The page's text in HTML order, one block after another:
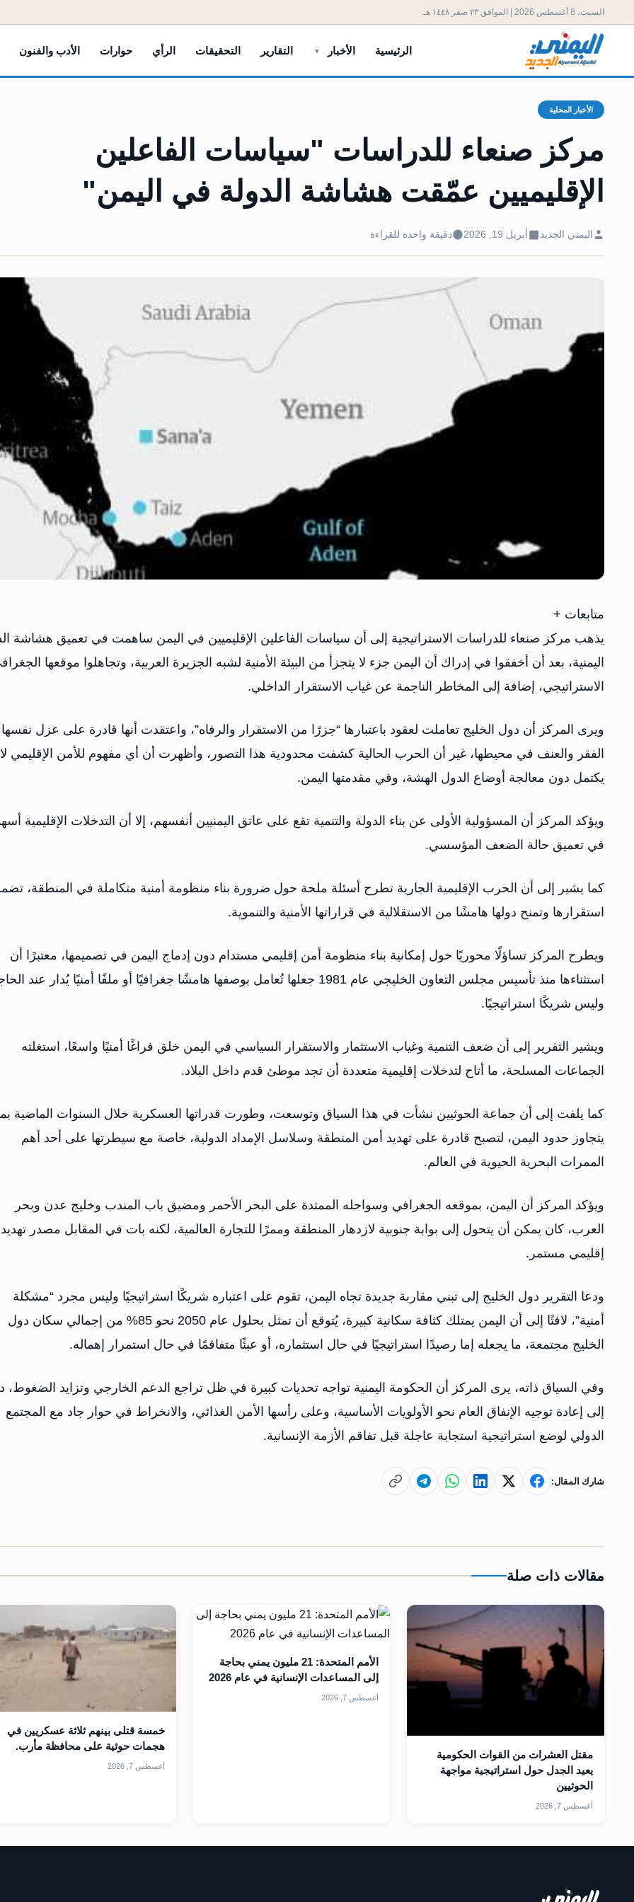
السبت، 8 أغسطس 2026 | الموافق ٢٣ صفر ١٤٤٨ هـ
الرئيسية الأخبار التقارير التحقيقات الرأي حوارات الأدب والفنون
الأخبار المحلية
مركز صنعاء للدراسات "سياسات الفاعلين
الإقليميين عمّقت هشاشة الدولة في اليمن"
اليمني الجديد أبريل 19, 2026 دقيقة واحدة للقراءة
متابعات +
يذهب مركز صنعاء للدراسات الاستراتيجية إلى أن سياسات الفاعلين الإقليميين في اليمن ساهمت في تعميق هشاشة
اليمنية، بعد أن أخفقوا في إدراك أن اليمن جزء لا يتجزأ من البيئة الأمنية لشبه الجزيرة العربية، وتجاهلوا موقعها
الاستراتيجي، إضافة إلى المخاطر الناجمة عن غياب الاستقرار الداخلي.
ويرى المركز أن دول الخليج تعاملت لعقود باعتبارها “جزرًا من الاستقرار والرفاه”، واعتقدت أنها قادرة على عزل
الفقر والعنف في محيطها، غير أن الحرب الحالية كشفت محدودية هذا التصور، وأظهرت أن أي مفهوم للأمن الإقليمي لا
يكتمل دون معالجة أوضاع الدول الهشة، وفي مقدمتها اليمن.
ويؤكد المركز أن المسؤولية الأولى عن بناء الدولة والتنمية تقع على عاتق اليمنيين أنفسهم، إلا أن التدخلات الإقليمية
في تعميق حالة الضعف المؤسسي.
كما يشير إلى أن الحرب الإقليمية الجارية تطرح أسئلة ملحة حول ضرورة بناء منظومة أمنية متكاملة في المنطقة،
استقرارها وتمنح دولها هامشًا من الاستقلالية في قراراتها الأمنية والتنموية.
ويطرح المركز تساؤلًا محوريًا حول إمكانية بناء منظومة أمن إقليمي مستدام دون إدماج اليمن في تصميمها، معتبرًا أن
استثناءها منذ تأسيس مجلس التعاون الخليجي عام 1981 جعلها تُعامل بوصفها هامشًا جغرافيًا أو ملفًا أمنيًا يُدار عند
وليس شريكًا استراتيجيًا.
ويشير التقرير إلى أن ضعف التنمية وغياب الاستثمار والاستقرار السياسي في اليمن خلق فراغًا أمنيًا واسعًا، استغلته
الجماعات المسلحة، ما أتاح لتدخلات إقليمية متعددة أن تجد موطئ قدم داخل البلاد.
كما يلفت إلى أن جماعة الحوثيين نشأت في هذا السياق وتوسعت، وطورت قدراتها العسكرية خلال السنوات الماضية
يتجاوز حدود اليمن، لتصبح قادرة على تهديد أمن المنطقة وسلاسل الإمداد الدولية، خاصة مع سيطرتها على أحد أهم
الممرات البحرية الحيوية في العالم.
ويؤكد المركز أن اليمن، بموقعه الجغرافي وسواحله الممتدة على البحر الأحمر ومضيق باب المندب وخليج عدن وبحر
العرب، كان يمكن أن يتحول إلى بوابة جنوبية لازدهار المنطقة وممرًا للتجارة العالمية، لكنه بات في المقابل مصدر تهديد
إقليمي مستمر.
ودعا التقرير دول الخليج إلى تبني مقاربة جديدة تجاه اليمن، تقوم على اعتباره شريكًا استراتيجيًا وليس مجرد “مشكلة
أمنية”، لافتًا إلى أن اليمن يمتلك كثافة سكانية كبيرة، يُتوقع أن تمثل بحلول عام 2050 نحو 85% من إجمالي سكان دول
الخليج مجتمعة، ما يجعله إما رصيدًا استراتيجيًا في حال استثماره، أو عبئًا متفاقمًا في حال استمرار إهماله.
وفي السياق ذاته، يرى المركز أن الحكومة اليمنية تواجه تحديات كبيرة في ظل تراجع الدعم الخارجي وتزايد الضغوط،
إلى إعادة توجيه الإنفاق العام نحو الأولويات الأساسية، وعلى رأسها الأمن الغذائي، والانخراط في حوار جاد مع المجتمع
الدولي لوضع استراتيجية استجابة عاجلة قبل تفاقم الأزمة الإنسانية.
شارك المقال:
مقالات ذات صلة
مقتل العشرات من القوات الحكومية
يعيد الجدل حول استراتيجية مواجهة
الحوثيين
أغسطس 7, 2026
الأمم المتحدة: 21 مليون يمني بحاجة
إلى المساعدات الإنسانية في عام 2026
أغسطس 7, 2026
خمسة قتلى بينهم ثلاثة عسكريين في
هجمات حوثية على محافظة مأرب.
أغسطس 7, 2026